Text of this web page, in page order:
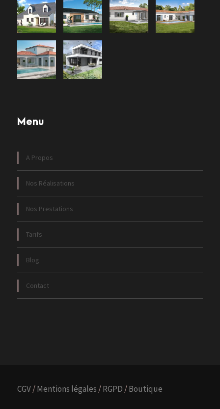
Menu
A Propos
Nos Réalisations
Nos Prestations
Tarifs
Blog
Contact
CGV/Mentions légales /RGPD /Boutique